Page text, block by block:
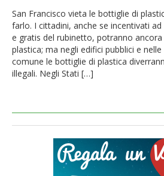
San Francisco vieta le bottiglie di
farlo. I cittadini, anche se incentivati ad
e gratis del rubinetto, potranno
plastica; ma negli edifici pubblici e
comune le bottiglie di plastica
illegali. Negli Stati […]